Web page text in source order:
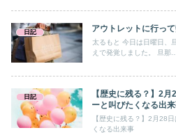
日記 アウトレットに行っ
太るもと 今日は日曜日、
えで発覚しました。 旦那...
日記
【歴史に残る？】2
ーと叫びたくなる出
【歴史に残る？】2月28
くなる出来事